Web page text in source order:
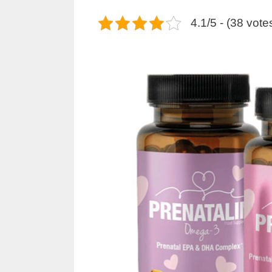
4.1/5 - (38